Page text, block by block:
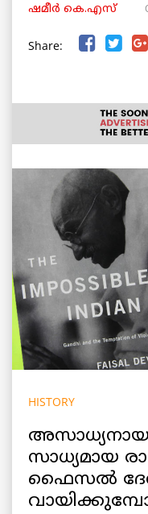
ഷമീര്‍ കെ.എസ്
Share:
HISTORY
അസാധ്യനായ
സാധ്യമായ
ഫൈസൽ